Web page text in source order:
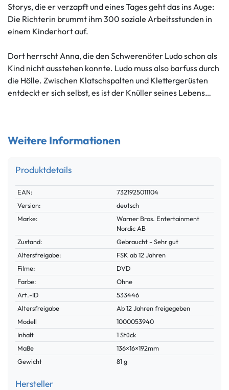
Storys, die er verzapft und eines Tages geht das ins Auge:
Die Richterin brummt ihm 300 soziale Arbeitsstunden in
einem Kinderhort auf.
Dort herrscht Anna, die den Schwerenöter Ludo schon als
Kind nicht ausstehen konnte. Ludo muss also barfuss durch
die Hölle. Zwischen Klatschspalten und Klettergerüsten
entdeckt er sich selbst, es ist der Knüller seines Lebens…
Weitere Informationen
Produktdetails
Technisches
Merkmal
Wert
EAN:
7321925011104
Version:
deutsch
Marke:
Warner Bros. Entertainment
Nordic AB
Zustand:
Gebraucht - Sehr gut
Altersfreigabe:
FSK ab 12 Jahren
Filme:
DVD
Farbe:
Ohne
Technisches
Merkmal
Wert
Art.-ID
533446
Altersfreigabe
Ab 12 Jahren freigegeben
Modell
1000053940
Inhalt
1 Stück
Maße
136×16×192mm
Gewicht
81 g
Hersteller